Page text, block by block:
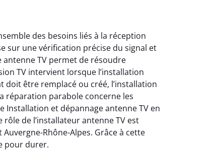
des besoins liés à la réception
sur une vérification précise du signal et
antenne TV permet de résoudre
TV intervient lorsque l’installation
doit être remplacé ou créé, l’installation
réparation parabole concerne les
et dépannage antenne TV en
de l’installateur antenne TV est
Rhône-Alpes. Grâce à cette
pour durer.